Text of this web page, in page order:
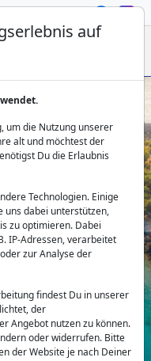
mieten:
auf
um die Nutzung unserer
alt und möchtest der
Du die Erlaubnis
Technologien. Einige
uns dabei unterstützen,
zu optimieren. Dabei
IP-Adressen, verarbeitet
zur Analyse der
findest Du in unserer
der
Angebot nutzen zu können.
oder widerrufen. Bitte
der Website je nach Deiner